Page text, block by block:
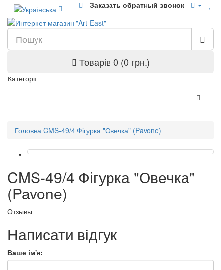
Заказать обратный звонок
Товарів 0 (0 грн.)
Категорії
Головна CMS-49/4 Фігурка "Овечка" (Pavone)
CMS-49/4 Фігурка "Овечка"
(Pavone)
Отзывы
Написати відгук
Ваше ім'я: